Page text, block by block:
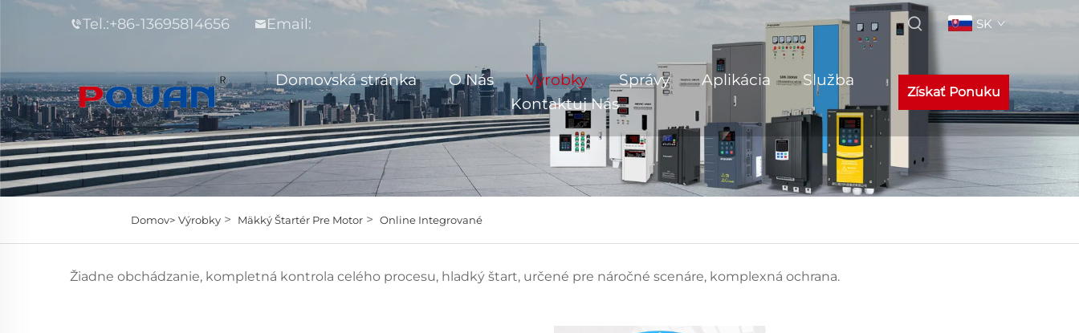
Tel.:+86-13695814656 Email: SK
Domovská stránka O Nás Výrobky Správy Aplikácia
Služba
Kontaktuj Nás
Získať Ponuku
Domov> Výrobky> Mäkký Štartér Pre Motor> Online Integrované
Žiadne obchádzanie, kompletná kontrola celého procesu, hladký štart, určené pre náročné scenáre, komplexná ochrana.